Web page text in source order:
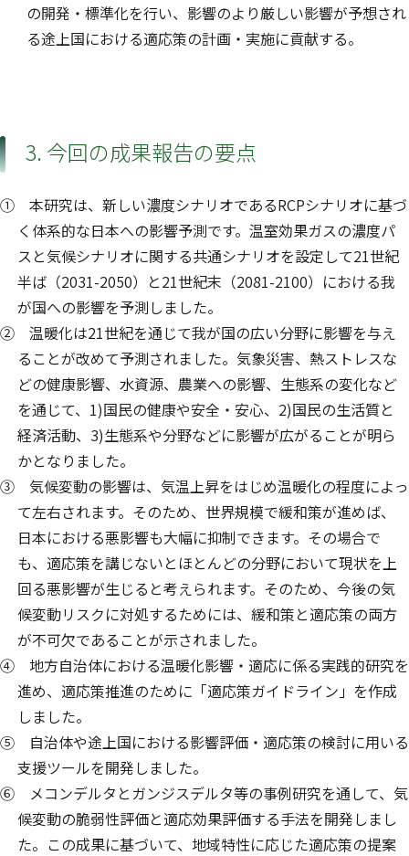
の開発・標準化を行い、影響のより厳しい影響が予想され
る途上国における適応策の計画・実施に貢献する。
3. 今回の成果報告の要点
① 本研究は、新しい濃度シナリオであるRCPシナリオに基づ
く体系的な日本への影響予測です。温室効果ガスの濃度パ
スと気候シナリオに関する共通シナリオを設定して21世紀
半ば（2031-2050）と21世紀末（2081-2100）における我
が国への影響を予測しました。
② 温暖化は21世紀を通じて我が国の広い分野に影響を与え
ることが改めて予測されました。気象災害、熱ストレスな
どの健康影響、水資源、農業への影響、生態系の変化など
を通じて、1)国民の健康や安全・安心、2)国民の生活質と
経済活動、3)生態系や分野などに影響が広がることが明ら
かとなりました。
③ 気候変動の影響は、気温上昇をはじめ温暖化の程度によっ
て左右されます。そのため、世界規模で緩和策が進めば、
日本における悪影響も大幅に抑制できます。その場合で
も、適応策を講じないとほとんどの分野において現状を上
回る悪影響が生じると考えられます。そのため、今後の気
候変動リスクに対処するためには、緩和策と適応策の両方
が不可欠であることが示されました。
④ 地方自治体における温暖化影響・適応に係る実践的研究を
進め、適応策推進のために「適応策ガイドライン」を作成
しました。
⑤ 自治体や途上国における影響評価・適応策の検討に用いる
支援ツールを開発しました。
⑥ メコンデルタとガンジスデルタ等の事例研究を通して、気
候変動の脆弱性評価と適応効果評価する手法を開発しまし
た。この成果に基づいて、地域特性に応じた適応策の提案